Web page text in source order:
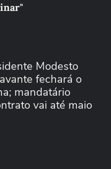
Modesto
fechará o
mandatário
vai até maio